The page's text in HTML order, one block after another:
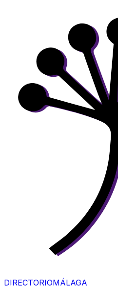
DIRECTORIOMÁLAGA